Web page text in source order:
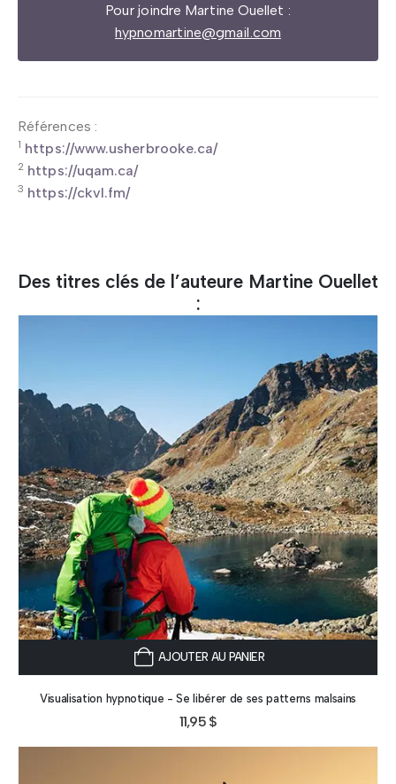
Pour joindre Martine Ouellet :
hypnomartine@gmail.com
Références :
1 https://www.usherbrooke.ca/
2 https://uqam.ca/
3 https://ckvl.fm/
Des titres clés de l’auteure Martine Ouellet
:
AJOUTER AU PANIER
Visualisation hypnotique - Se libérer de ses patterns malsains
11,95 $